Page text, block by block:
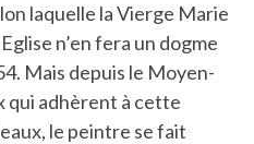
laquelle la Vierge Marie
n’en fera un dogme
Mais depuis le Moyen-
qui adhèrent à cette
le peintre se fait